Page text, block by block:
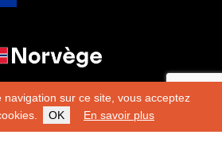
navigation sur ce site, vous acceptez
OK En savoir plus